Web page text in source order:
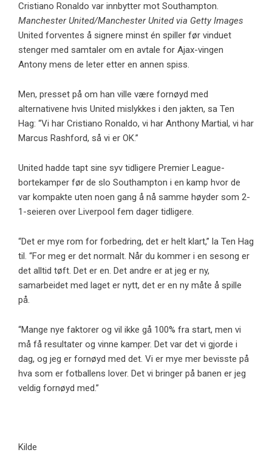
Cristiano Ronaldo var innbytter mot Southampton.
Manchester United/Manchester United via Getty Images
United forventes å signere minst én spiller før vinduet
stenger med samtaler om en avtale for Ajax-vingen
Antony mens de leter etter en annen spiss.
Men, presset på om han ville være fornøyd med
alternativene hvis United mislykkes i den jakten, sa Ten
Hag: “Vi har Cristiano Ronaldo, vi har Anthony Martial, vi har
Marcus Rashford, så vi er OK.”
United hadde tapt sine syv tidligere Premier League-
bortekamper før de slo Southampton i en kamp hvor de
var kompakte uten noen gang å nå samme høyder som 2-
1-seieren over Liverpool fem dager tidligere.
“Det er mye rom for forbedring, det er helt klart,” la Ten Hag
til. “For meg er det normalt. Når du kommer i en sesong er
det alltid tøft. Det er en. Det andre er at jeg er ny,
samarbeidet med laget er nytt, det er en ny måte å spille
på.
“Mange nye faktorer og vil ikke gå 100% fra start, men vi
må få resultater og vinne kamper. Det var det vi gjorde i
dag, og jeg er fornøyd med det. Vi er mye mer bevisste på
hva som er fotballens lover. Det vi bringer på banen er jeg
veldig fornøyd med.”
Kilde